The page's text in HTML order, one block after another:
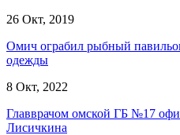
26 Окт, 2019
Омич ограбил рыбный
одежды
8 Окт, 2022
Главврачом омской ГБ №17
Лисичкина